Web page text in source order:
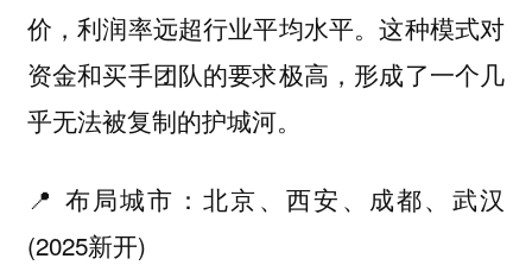
价，利润率远超行业平均水平。这种模式对
资金和买手团队的要求极高，形成了一个几
乎无法被复制的护城河。
📍 布局城市：北京、西安、成都、武汉
(2025新开)